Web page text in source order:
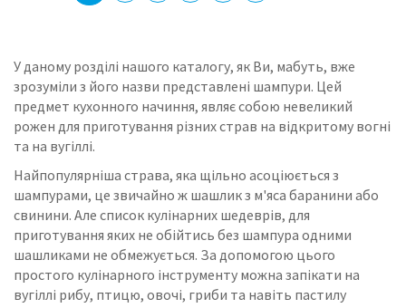
У даному розділі нашого каталогу, як Ви, мабуть, вже
зрозуміли з його назви представлені шампури. Цей
предмет кухонного начиння, являє собою невеликий
рожен для приготування різних страв на відкритому вогні
та на вугіллі.
Найпопулярніша страва, яка щільно асоціюється з
шампурами, це звичайно ж шашлик з м'яса баранини або
свинини.Але список кулінарних шедеврів, для
приготування яких не обійтись без шампура одними
шашликами не обмежується. За допомогою цього
простого кулінарного інструменту можна запікати на
вугіллі рибу, птицю, овочі, гриби та навіть пастилу